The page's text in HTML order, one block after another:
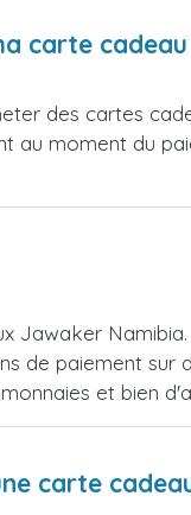
carte cadeau
des cartes
moment du
Jawaker
de paiement
et bien
carte